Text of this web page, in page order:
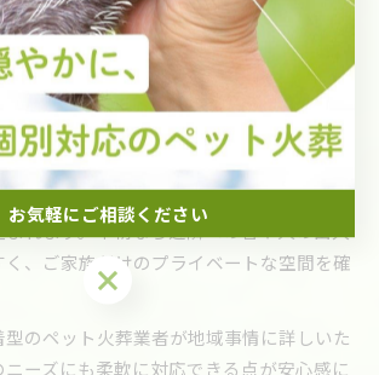
ト火葬が嘉麻市で選ばれる理由
のペット火葬が選ばれる理由は、生活リズ
対応が可能だからです。お仕事やご家族
が取れない方が多く、早朝の火葬ニーズ
まれます。早朝なら近隣への音や人の出入
く、ご家族だけのプライベートな空間を確
のペット火葬業者が地域事情に詳しいた
ーズにも柔軟に対応できる点が安心感に
お気軽にご相談ください
お気軽にご相談ください